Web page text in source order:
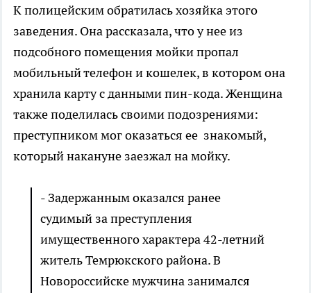
К полицейским обратилась хозяйка этого
заведения. Она рассказала, что у нее из
подсобного помещения мойки пропал
мобильный телефон и кошелек, в котором она
хранила карту с данными пин-кода. Женщина
также поделилась своими подозрениями:
преступником мог оказаться ее знакомый,
который накануне заезжал на мойку.
- Задержанным оказался ранее
судимый за преступления
имущественного характера 42-летний
житель Темрюкского района. В
Новороссийске мужчина занимался